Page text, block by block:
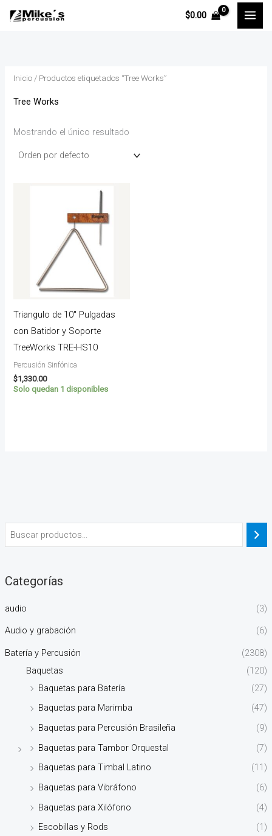
$0.00
Categorías
audio (3)
Audio y grabación (6)
Batería y Percusión
(2308)
Baquetas
(120)
Baquetas para Batería
(27)
Baquetas para Marimba
(47)
Baquetas para Percusión Brasileña
(9)
Baquetas para Tambor Orquestal
(7)
Baquetas para Timbal Latino
(11)
Baquetas para Vibráfono
(6)
Baquetas para Xilófono
(4)
Escobillas y Rods
(1)
Inicio / Productos etiquetados “Tree Works”
Tree Works
Mostrando el único resultado
Triangulo de 10″ Pulgadas
con Batidor y Soporte
TreeWorks TRE-HS10
Percusión Sinfónica
$1,330.00
Solo quedan 1 disponibles